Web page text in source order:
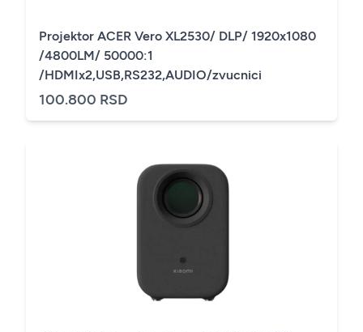
Projektor ACER Vero XL2530/ DLP/ 1920x1080
/4800LM/ 50000:1
/HDMIx2,USB,RS232,AUDIO/zvucnici
100.800 RSD